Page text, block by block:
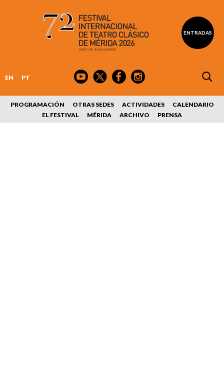
ENTRADAS
EN PT
PROGRAMACIÓN OTRAS SEDES ACTIVIDADES
CALENDARIO
EL FESTIVAL
MÉRIDA ARCHIVO PRENSA